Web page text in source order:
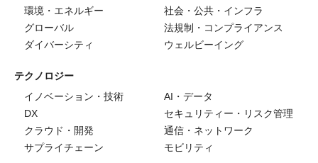
環境・エネルギー
社会・公共・インフラ
グローバル
法規制・コンプライアンス
ダイバーシティ
ウェルビーイング
テクノロジー
イノベーション・技術
AI・データ
DX
セキュリティー・リスク管理
クラウド・開発
通信・ネットワーク
サプライチェーン
モビリティ